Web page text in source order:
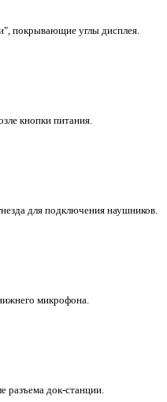
покрывающие углы дисплея.
кнопки питания.
для подключения наушников.
микрофона.
разъема док-станции.